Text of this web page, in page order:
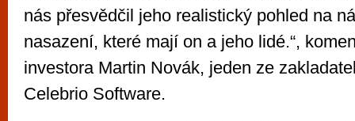
nás přesvědčil jeho realistický pohled na
nasazení, které mají on a jeho lidé.“,
investora Martin Novák, jeden ze
Celebrio Software.